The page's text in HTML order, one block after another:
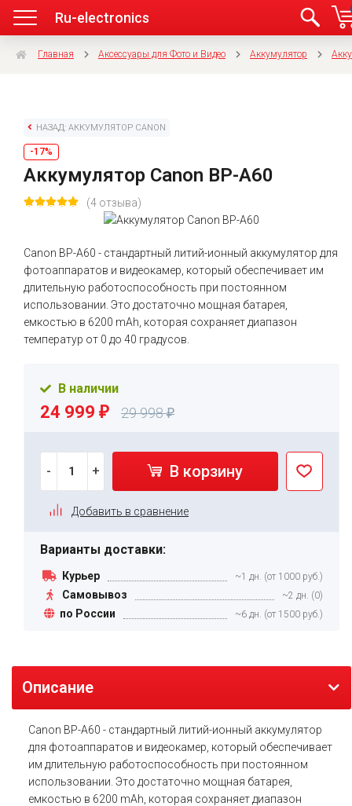
Ru-electronics
Главная Аксессуары для Фото и Видео Аккумулятор
НАЗАД: АККУМУЛЯТОР CANON
-17%
Аккумулятор Canon BP-A60
(4 отзыва)
Canon BP-A60 - стандартный литий-ионный аккумулятор для
фотоаппаратов и видеокамер, который обеспечивает им
длительную работоспособность при постоянном
использовании. Это достаточно мощная батарея,
емкостью в 6200 mAh, которая сохраняет диапазон
температур от 0 до 40 градусов.
В наличии
24 999 ₽ 29 998₽
- + В корзину
Добавить в сравнение
Варианты доставки:
Курьер ~1 дн. (от 1000 руб.)
Самовывоз ~2 дн. (0)
по России ~6 дн. (от 1500 руб.)
Описание
Canon BP-A60 - стандартный литий-ионный аккумулятор
для фотоаппаратов и видеокамер, который обеспечивает
им длительную работоспособность при постоянном
использовании. Это достаточно мощная батарея,
емкостью в 6200 mAh, которая сохраняет диапазон